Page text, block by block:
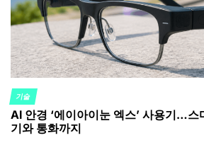
POSTED
IN
기술
AI 안경 ‘에이아이눈 엑스’ 사용기…스
기와 통화까지